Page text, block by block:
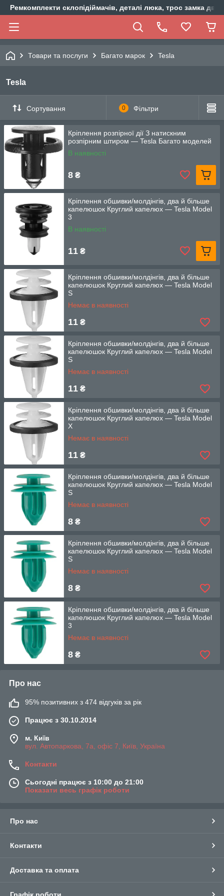
Ремкомплекти склопідіймачів, деталі люка, трос замка
Товари та послуги Багато марок Tesla
Tesla
Сортування 0 Фільтри
Кріплення розпірної дії З натискним
розпірним штиром — Tesla Багато моделей
В наявності
8 ₴
Кріплення обшивки/молдінгів, два й більше
капелюшок Круглий капелюх — Tesla Model
3
В наявності
11 ₴
Кріплення обшивки/молдінгів, два й більше
капелюшок Круглий капелюх — Tesla Model
S
Немає в наявності
11 ₴
Кріплення обшивки/молдінгів, два й більше
капелюшок Круглий капелюх — Tesla Model
S
Немає в наявності
11 ₴
Кріплення обшивки/молдінгів, два й більше
капелюшок Круглий капелюх — Tesla Model
X
Немає в наявності
11 ₴
Кріплення обшивки/молдінгів, два й більше
капелюшок Круглий капелюх — Tesla Model
S
Немає в наявності
8 ₴
Кріплення обшивки/молдінгів, два й більше
капелюшок Круглий капелюх — Tesla Model
S
Немає в наявності
8 ₴
Кріплення обшивки/молдінгів, два й більше
капелюшок Круглий капелюх — Tesla Model
3
Немає в наявності
8 ₴
Про нас
95% позитивних з 474 відгуків за рік
Працює з 30.10.2014
м. Київ
вул. Автопаркова, 7а, офіс 7, Київ, Україна
Контакти
Сьогодні працює з 10:00 до 21:00
Показати весь графік роботи
Про нас
Контакти
Доставка та оплата